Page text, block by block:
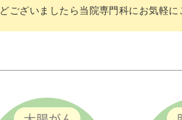
ございましたら当院専門科にお気軽に